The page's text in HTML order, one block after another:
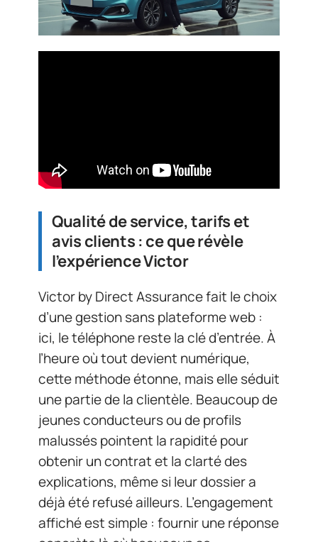
Qualité de service, tarifs et
avis clients : ce que révèle
l’expérience Victor
Victor by Direct Assurance fait le choix
d’une gestion sans plateforme web :
ici, le téléphone reste la clé d’entrée. À
l’heure où tout devient numérique,
cette méthode étonne, mais elle séduit
une partie de la clientèle. Beaucoup de
jeunes conducteurs ou de profils
malussés pointent la rapidité pour
obtenir un contrat et la clarté des
explications, même si leur dossier a
déjà été refusé ailleurs. L’engagement
affiché est simple : fournir une réponse